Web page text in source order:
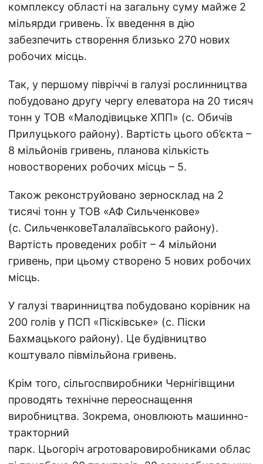
комплексу області на загальну суму майже 2
мільярди гривень. Їх введення в дію
забезпечить створення близько 270 нових
робочих місць.
Так, у першому півріччі в галузі рослинництва
побудовано другу чергу елеватора на 20 тисяч
тонн у ТОВ «Малодівицьке ХПП» (с. Обичів
Прилуцького району). Вартість цього об’єкта –
8 мільйонів гривень, планова кількість
новостворених робочих місць – 5.
Також реконструйовано зерносклад на 2
тисячі тонн у ТОВ «АФ Сильченкове»
(с. СильченковеТалалаївського району).
Вартість проведених робіт – 4 мільйони
гривень, при цьому створено 5 нових робочих
місць.
У галузі тваринництва побудовано корівник на
200 голів у ПСП «Пісківське» (с. Піски
Бахмацького району). Це будівництво
коштувало півмільйона гривень.
Крім того, сільгоспвиробники Чернігівщини
проводять технічне переоснащення
виробництва. Зокрема, оновлюють машинно-
тракторний
парк. Цьогоріч агротоваровиробниками облас